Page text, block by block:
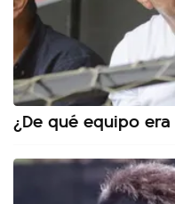
¿De qué equipo